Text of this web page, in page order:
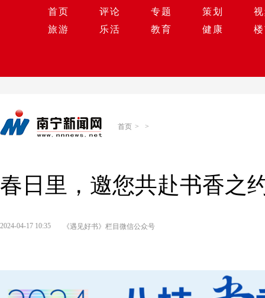
首页 评论 专题 策划
旅游
乐活 教育 健康
首页 > >
春日里，邀您共赴书香之
2024-04-17 10:35 《遇见好书》栏目微信公众号